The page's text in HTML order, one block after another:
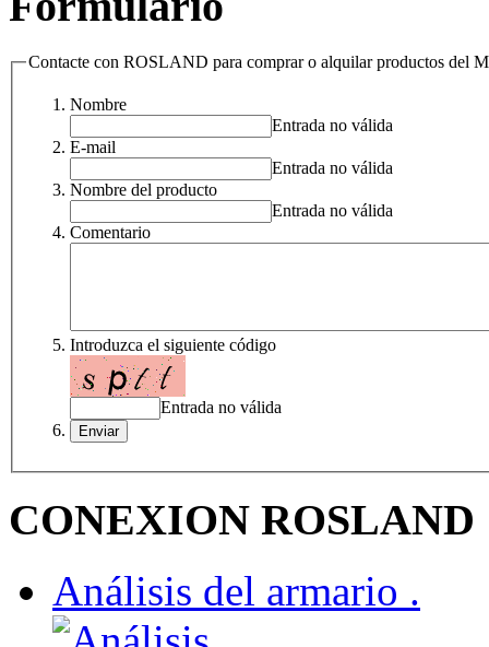
Contacte con ROSLAND para comprar o alquilar productos del
Nombre
Entrada no válida
E-mail
Entrada no válida
Nombre del producto
Entrada no válida
Comentario
Introduzca el siguiente código
Entrada no válida
CONEXION ROSLAND
Análisis del armario .